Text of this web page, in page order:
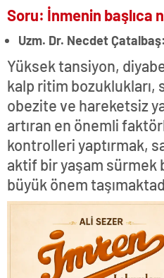
Soru: İnmenin başlıca
Uzm. Dr. Necdet Çatalbaş:
Yüksek tansiyon,
kalp ritim bozuklukları,
obezite ve hareketsiz
artıran en önemli
kontrolleri yaptırmak,
aktif bir yaşam sürmek
büyük önem